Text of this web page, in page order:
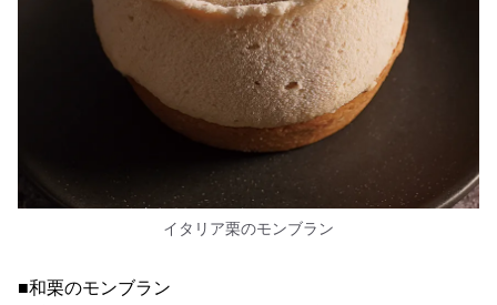
イタリア栗のモンブラン
■和栗のモンブラン